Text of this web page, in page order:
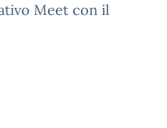
Meet con il